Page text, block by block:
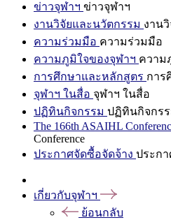
ข่าวจุฬาฯ ข่าวจุฬาฯ
งานวิจัยและนวัตกรรม งาน
ความร่วมมือ ความร่วมมือ
ความภูมิใจของจุฬาฯ ความ
การศึกษาและหลักสูตร การ
จุฬาฯ ในสื่อ จุฬาฯ ในสื่อ
ปฏิทินกิจกรรม ปฏิทินกิจกร
The 166th ASAIHL
Conference
ประกาศจัดซื้อจัดจ้าง ประก
เกี่ยวกับจุฬาฯ
ย้อนกลับ